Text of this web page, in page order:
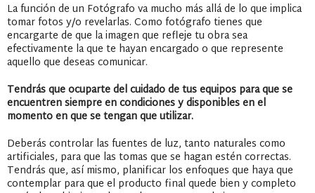
La función de un Fotógrafo va mucho más allá de lo que implica
tomar fotos y/o revelarlas. Como fotógrafo tienes que
encargarte de que la imagen que refleje tu obra sea
efectivamente la que te hayan encargado o que represente
aquello que deseas comunicar.
Tendrás que ocuparte del cuidado de tus equipos para que se
encuentren siempre en condiciones y disponibles en el
momento en que se tengan que utilizar.
Deberás controlar las fuentes de luz, tanto naturales como
artificiales, para que las tomas que se hagan estén correctas.
Tendrás que, así mismo, planificar los enfoques que haya que
contemplar para que el producto final quede bien y completo